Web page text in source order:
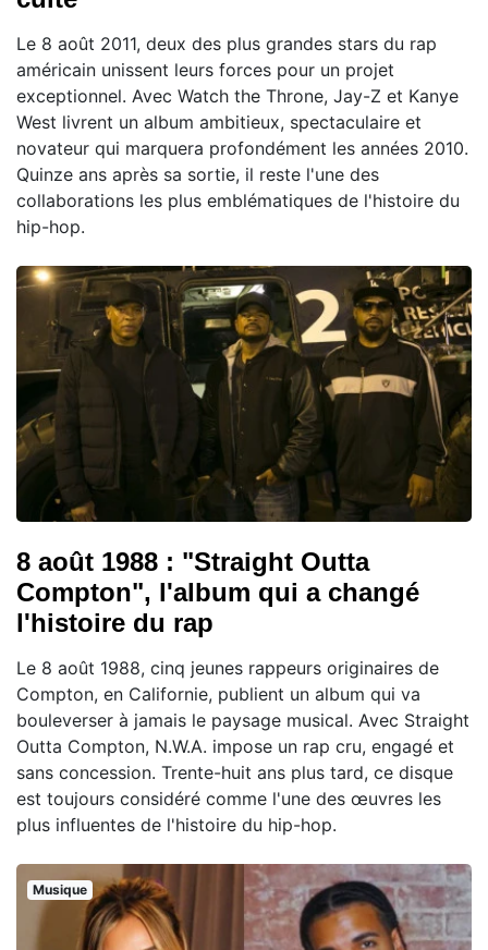
Le 8 août 2011, deux des plus grandes stars du rap
américain unissent leurs forces pour un projet
exceptionnel. Avec Watch the Throne, Jay-Z et Kanye
West livrent un album ambitieux, spectaculaire et
novateur qui marquera profondément les années 2010.
Quinze ans après sa sortie, il reste l'une des
collaborations les plus emblématiques de l'histoire du
hip-hop.
8 août 1988 : "Straight Outta
Compton", l'album qui a changé
l'histoire du rap
Le 8 août 1988, cinq jeunes rappeurs originaires de
Compton, en Californie, publient un album qui va
bouleverser à jamais le paysage musical. Avec Straight
Outta Compton, N.W.A. impose un rap cru, engagé et
sans concession. Trente-huit ans plus tard, ce disque
est toujours considéré comme l'une des œuvres les
plus influentes de l'histoire du hip-hop.
Musique